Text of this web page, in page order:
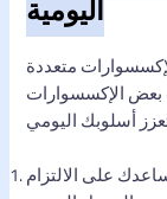
متعددة
بعض الإكسسوارات
على الالتزام